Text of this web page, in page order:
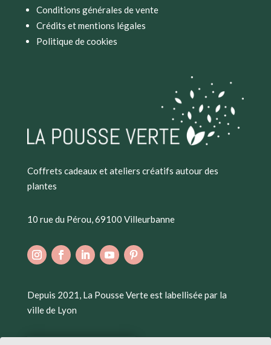
Conditions générales de vente
Crédits et mentions légales
Politique de cookies
Coffrets cadeaux et ateliers créatifs autour des
plantes
10 rue du Pérou, 69100 Villeurbanne
Depuis 2021, La Pousse Verte est labellisée par la
ville de Lyon